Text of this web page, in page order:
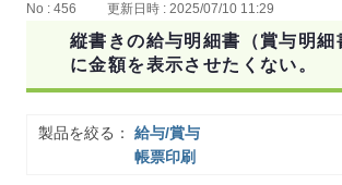
No : 456 更新日時 : 2025/07/10 11:29
縦書きの給与明細書（賞与明細
に金額を表示させたくない。
製品を絞る：
給与/賞与
帳票印刷